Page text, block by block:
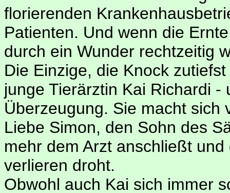
florierenden
Patienten. Und wenn die
durch ein Wunder rechtzeitig
Die Einzige, die Knock
junge Tierärztin Kai Richardi
Überzeugung. Sie macht sich
Liebe Simon, den Sohn des
mehr dem Arzt anschließt
verlieren droht.
Obwohl auch Kai sich immer